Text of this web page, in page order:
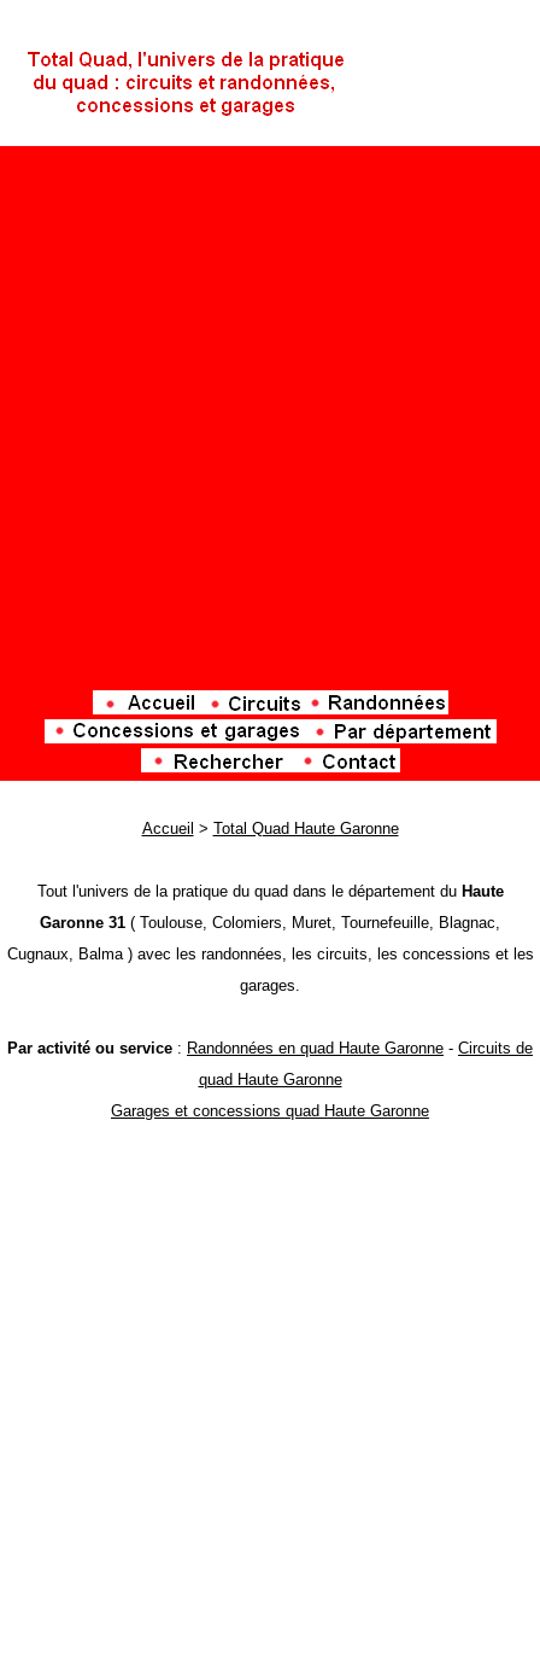
Accueil > Total Quad Haute Garonne
Tout l'univers de la pratique du quad dans le département du Haute
Garonne 31 ( Toulouse, Colomiers, Muret, Tournefeuille, Blagnac,
Cugnaux, Balma ) avec les randonnées, les circuits, les concessions et les
garages.
Par activité ou service : Randonnées en quad Haute Garonne - Circuits de
quad Haute Garonne
Garages et concessions quad Haute Garonne